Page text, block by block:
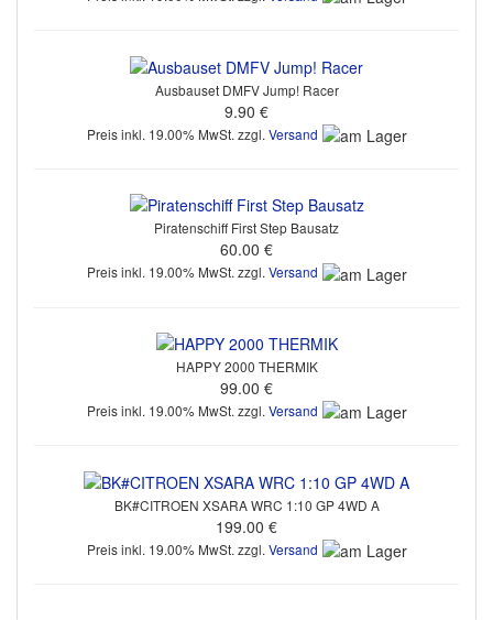
Ausbauset DMFV Jump! Racer
9.90 €
Preis inkl. 19.00% MwSt. zzgl. Versand
Piratenschiff First Step Bausatz
60.00 €
Preis inkl. 19.00% MwSt. zzgl.Versand
HAPPY 2000 THERMIK
99.00 €
Preis inkl. 19.00% MwSt. zzgl. Versand
BK#CITROEN XSARA WRC 1:10 GP 4WD A
199.00 €
Preis inkl. 19.00% MwSt. zzgl. Versand